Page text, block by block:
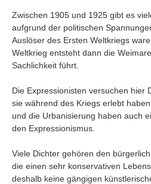
Umfragen
Letzte Beiträge
Aktive Forenbeiträge
Regeln (Bitte vor dem posten lesen)
Regeln (Bitte vor dem posten lesen)
Regeln (Bitte vor dem posten lesen)
Zwischen 1905 und 1925 gibt es
aufgrund der politischen
Auslöser des Ersten Weltkriegs
Weltkrieg entsteht dann die
Sachlichkeit führt.
Die Expressionisten versuchen hier
sie während des Kriegs erlebt
und die Urbanisierung haben auch
den Expressionismus.
Viele Dichter gehören den
die einen sehr konservativen
deshalb keine gängigen